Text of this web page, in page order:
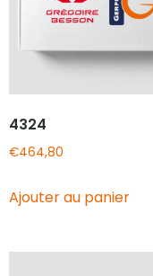
4324
€464,80
Ajouter au panier